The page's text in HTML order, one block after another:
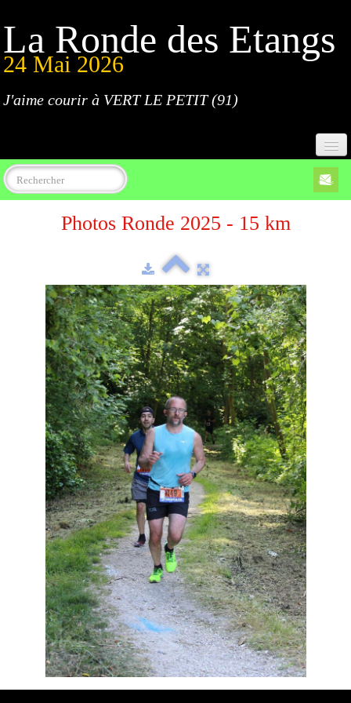
La Ronde des Etangs
24 Mai 2026
J'aime courir à VERT LE PETIT (91)
Accueil
Programme
Règlement
Parcours
Résultats
Devenez bénévoles
Partenaires
Photos▼
Photos Ronde 2025 - 15 km